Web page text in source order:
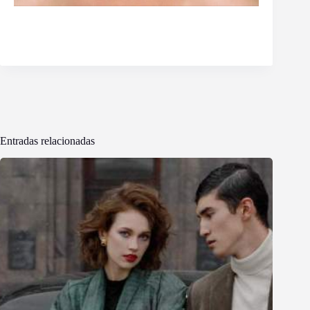
Entradas relacionadas